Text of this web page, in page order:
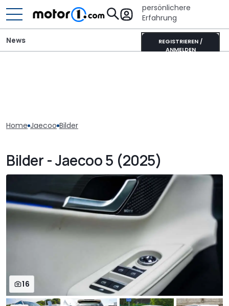
persönlichere
Erfahrung
REGISTRIEREN /
ANMELDEN
News
Home Jaecoo Bilder
Bilder - Jaecoo 5 (2025)
16